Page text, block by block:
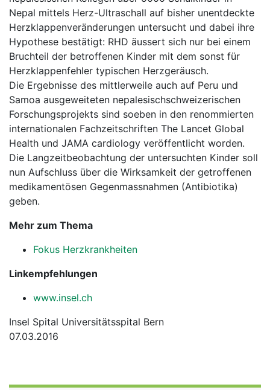
Nepal mittels Herz-Ultraschall auf bisher unentdeckte
Herzklappenveränderungen untersucht und dabei ihre
Hypothese bestätigt: RHD äussert sich nur bei einem
Bruchteil der betroffenen Kinder mit dem sonst für
Herzklappenfehler typischen Herzgeräusch.
Die Ergebnisse des mittlerweile auch auf Peru und
Samoa ausgeweiteten nepalesischschweizerischen
Forschungsprojekts sind soeben in den renommierten
internationalen Fachzeitschriften The Lancet Global
Health und JAMA cardiology veröffentlicht worden.
Die Langzeitbeobachtung der untersuchten Kinder soll
nun Aufschluss über die Wirksamkeit der getroffenen
medikamentösen Gegenmassnahmen (Antibiotika)
geben.
Mehr zum Thema
Fokus Herzkrankheiten
Linkempfehlungen
www.insel.ch
Insel Spital Universitätsspital Bern
07.03.2016